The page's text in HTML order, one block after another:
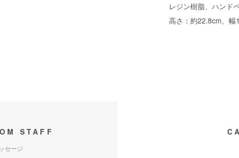
レジン樹脂、ハンド
高さ：約22.8cm、幅
STAFF
セージ